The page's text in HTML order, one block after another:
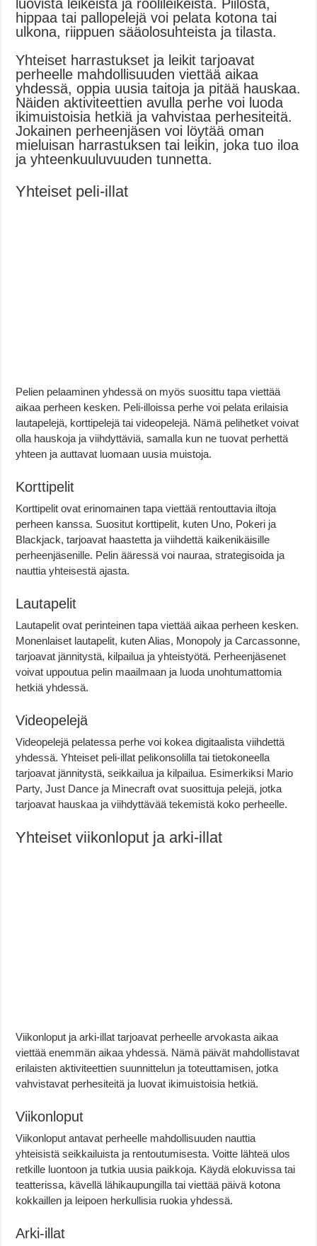
luovista leikeistä ja roolileikeistä. Piilosta,
hippaa tai pallopelejä voi pelata kotona tai
ulkona, riippuen sääolosuhteista ja tilasta.
Yhteiset harrastukset ja leikit tarjoavat
perheelle mahdollisuuden viettää aikaa
yhdessä, oppia uusia taitoja ja pitää hauskaa.
Näiden aktiviteettien avulla perhe voi luoda
ikimuistoisia hetkiä ja vahvistaa perhesiteitä.
Jokainen perheenjäsen voi löytää oman
mieluisan harrastuksen tai leikin, joka tuo iloa
ja yhteenkuuluvuuden tunnetta.
Yhteiset peli-illat
Pelien pelaaminen yhdessä on myös suosittu tapa viettää
aikaa perheen kesken. Peli-illoissa perhe voi pelata erilaisia
lautapelejä, korttipelejä tai videopelejä. Nämä pelihetket voivat
olla hauskoja ja viihdyttäviä, samalla kun ne tuovat perhettä
yhteen ja auttavat luomaan uusia muistoja.
Korttipelit
Korttipelit ovat erinomainen tapa viettää rentouttavia iltoja
perheen kanssa. Suositut korttipelit, kuten Uno, Pokeri ja
Blackjack, tarjoavat haastetta ja viihdettä kaikenikäisille
perheenjäsenille. Pelin ääressä voi nauraa, strategisoida ja
nauttia yhteisestä ajasta.
Lautapelit
Lautapelit ovat perinteinen tapa viettää aikaa perheen kesken.
Monenlaiset lautapelit, kuten Alias, Monopoly ja Carcassonne,
tarjoavat jännitystä, kilpailua ja yhteistyötä. Perheenjäsenet
voivat uppoutua pelin maailmaan ja luoda unohtumattomia
hetkiä yhdessä.
Videopelejä
Videopelejä pelatessa perhe voi kokea digitaalista viihdettä
yhdessä. Yhteiset peli-illat pelikonsolilla tai tietokoneella
tarjoavat jännitystä, seikkailua ja kilpailua. Esimerkiksi Mario
Party, Just Dance ja Minecraft ovat suosittuja pelejä, jotka
tarjoavat hauskaa ja viihdyttävää tekemistä koko perheelle.
Yhteiset viikonloput ja arki-illat
Viikonloput ja arki-illat tarjoavat perheelle arvokasta aikaa
viettää enemmän aikaa yhdessä. Nämä päivät mahdollistavat
erilaisten aktiviteettien suunnittelun ja toteuttamisen, jotka
vahvistavat perhesiteitä ja luovat ikimuistoisia hetkiä.
Viikonloput
Viikonloput antavat perheelle mahdollisuuden nauttia
yhteisistä seikkailuista ja rentoutumisesta. Voitte lähteä ulos
retkille luontoon ja tutkia uusia paikkoja. Käydä elokuvissa tai
teatterissa, kävellä lähikaupungilla tai viettää päivä kotona
kokkaillen ja leipoen herkullisia ruokia yhdessä.
Arki-illat